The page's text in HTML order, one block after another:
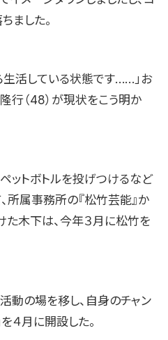
ました。
活している状態です……」お
行（48）が現状をこう明か
ットボトルを投げつけるなど
所属事務所の『松竹芸能』か
木下は、今年３月に松竹を
動の場を移し、自身のチャン
４月に開設した。